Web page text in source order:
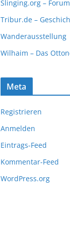
Slinging.org –
Tribur.de –
Wanderausstellung
Wilhaim – Das
Meta
Registrieren
Anmelden
Eintrags-Feed
Kommentar-Feed
WordPress.org